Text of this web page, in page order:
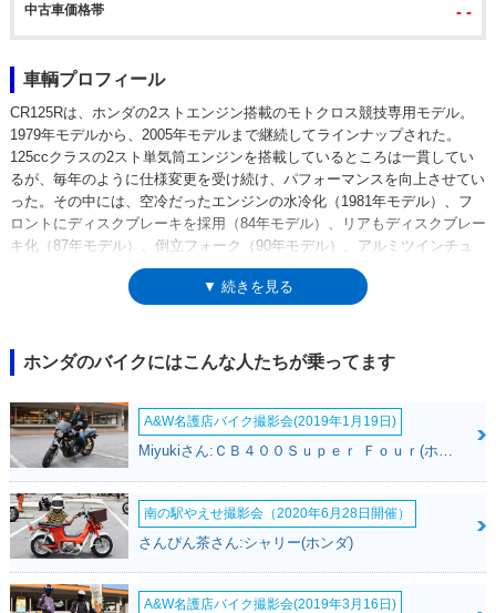
中古車価格帯 - -
車輌プロフィール
CR125Rは、ホンダの2ストエンジン搭載のモトクロス競技専用モデル。
1979年モデルから、2005年モデルまで継続してラインナップされた。
125ccクラスの2スト単気筒エンジンを搭載しているところは一貫してい
るが、毎年のように仕様変更を受け続け、パフォーマンスを向上させてい
った。その中には、空冷だったエンジンの水冷化（1981年モデル）、フ
ロントにディスクブレーキを採用（84年モデル）、リアもディスクブレー
キ化（87年モデル）、倒立フォーク（90年モデル）、アルミツインチュ
ーブフレーム採用と5速ミッション化（98年モデル）など数々のトピック
スが存在した。前身モデルは、エルシノアCR125M（1970年-）で、後継
後継モデルとして差し支えなかった。※CR125Rは競技専用車であり、ナ
ンバーを取得して公道を走行することはできない。
▼ 続きを見る
ホンダのバイクにはこんな人たちが乗ってます
A&W名護店バイク撮影会(2019年1月19日)
Miyukiさん:ＣＢ４００Ｓｕｐｅｒ Ｆｏｕｒ(ホンダ)
南の駅やえせ撮影会（2020年6月28日開催）
さんぴん茶さん:シャリー(ホンダ)
A&W名護店バイク撮影会(2019年3月16日)